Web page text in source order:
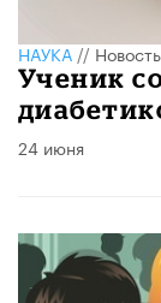
НАУКА//Новость
Ученик
24 июня